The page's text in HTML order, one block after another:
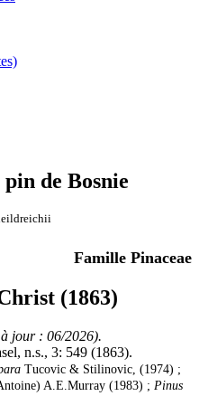
de Bosnie
Famille Pinaceae
(1863)
jour : 06/2026).
n.s., 3: 549 (1863).
Tucovic & Stilinovic, (1974) ;
A.E.Murray (1983) ; Pinus